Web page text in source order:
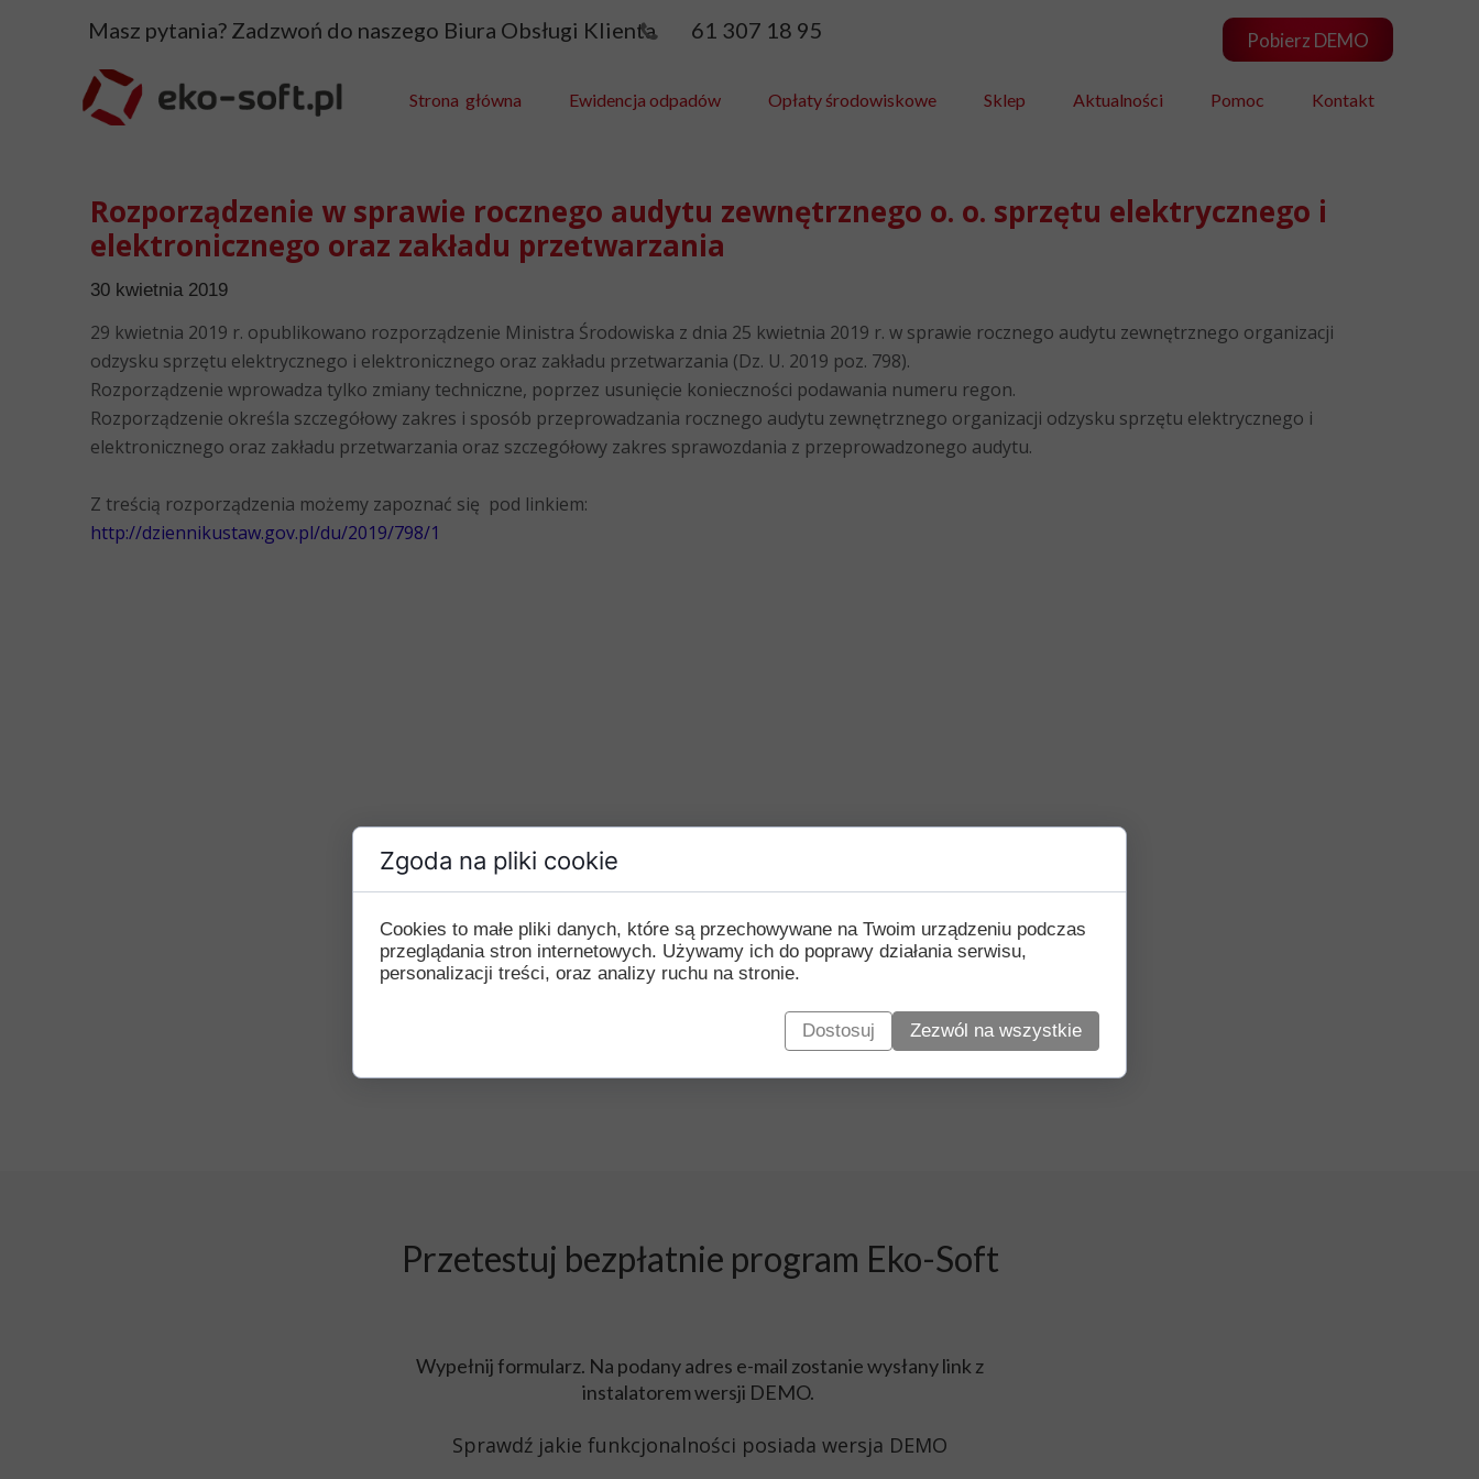
30 kwietnia 2019
Rozporządzenie w sprawie rocznego audytu zewnętrznego o. o. sprzętu elektrycznego i
elektronicznego oraz zakładu przetwarzania
29 kwietnia 2019 r. opublikowano rozporządzenie Ministra Środowiska z dnia 25 kwietnia 2019 r. w sprawie rocznego audytu zewnętrznego organizacji
odzysku sprzętu elektrycznego i elektronicznego oraz zakładu przetwarzania (Dz. U. 2019 poz. 798).
Rozporządzenie wprowadza tylko zmiany techniczne, poprzez usunięcie konieczności podawania numeru regon.
Rozporządzenie określa szczegółowy zakres i sposób przeprowadzania rocznego audytu zewnętrznego organizacji odzysku sprzętu elektrycznego i
elektronicznego oraz zakładu przetwarzania oraz szczegółowy zakres sprawozdania z przeprowadzonego audytu.
Z treścią rozporządzenia możemy zapoznać się pod linkiem:
http://dziennikustaw.gov.pl/du/2019/798/1
Pobierz DEMO
Strona główna Ewidencja odpadów Opłaty środowiskowe Sklep Aktualności Pomoc Kontakt
Masz pytania? Zadzwoń do naszego Biura Obsługi Klienta 61 307 18 95
Przetestuj bezpłatnie program Eko-Soft
Wypełnij formularz. Na podany adres e-mail zostanie wysłany link z
instalatorem wersji DEMO.
Sprawdź jakie funkcjonalności posiada wersja DEMO
Zgoda na pliki cookie
Cookies to małe pliki danych, które są przechowywane na Twoim urządzeniu podczas
przeglądania stron internetowych. Używamy ich do poprawy działania serwisu,
personalizacji treści, oraz analizy ruchu na stronie.
Dostosuj Zezwól na wszystkie